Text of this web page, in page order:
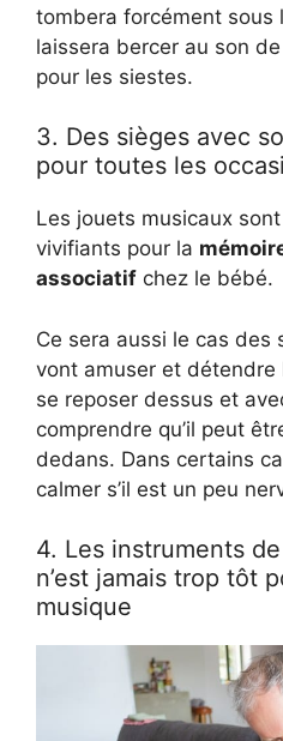
tombera forcément sous
laissera bercer au son
pour les siestes.
3. Des sièges avec
pour toutes les
Les jouets musicaux
vivifiants pour la
associatif chez le bébé.
Ce sera aussi le cas des
vont amuser et détendre
se reposer dessus et
comprendre qu’il peut
dedans. Dans certains
calmer s’il est un peu
4. Les instruments
n’est jamais trop tôt
musique